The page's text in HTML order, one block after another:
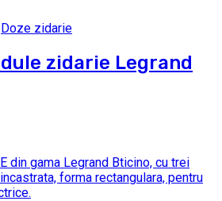
Doze zidarie
zidarie Legrand
din gama Legrand Bticino, cu trei
forma rectangulara, pentru